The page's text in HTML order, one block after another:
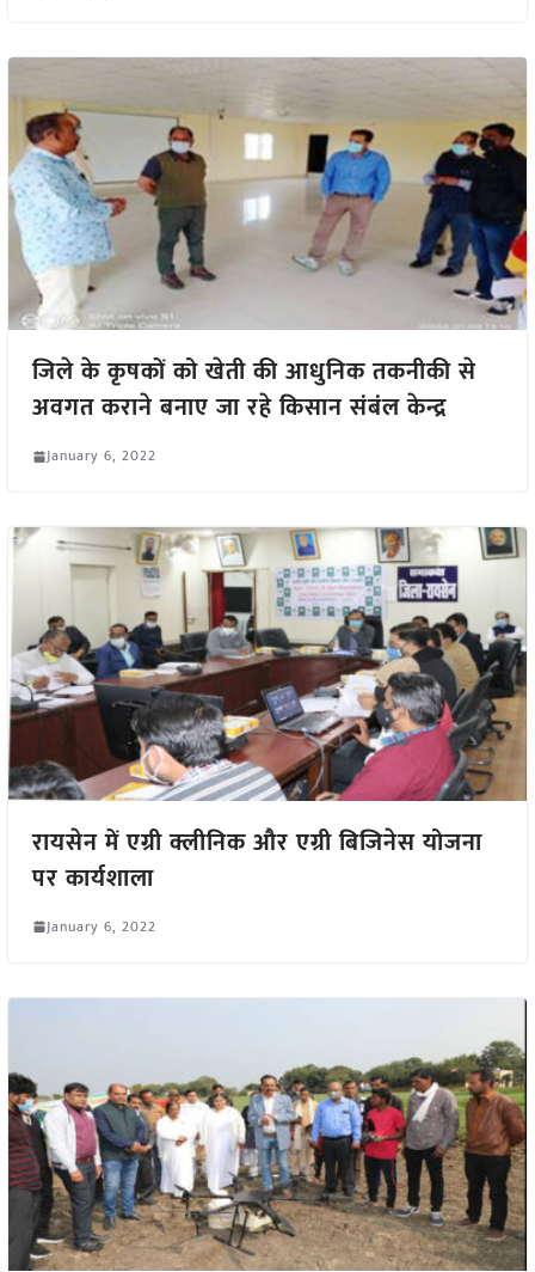
जिले के कृषकों को खेती की आधुनिक तकनीकी से
अवगत कराने बनाए जा रहे किसान संबंल केन्द्र
January 6, 2022
रायसेन में एग्री क्लीनिक और एग्री बिजिनेस योजना
पर कार्यशाला
January 6, 2022